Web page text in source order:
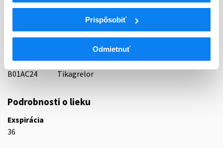
Prispôsobiť
Odmietnuť
B01
ANTITROMBOTIKÁ
ANTIKOAGULANCIÁ, ANTITROMBOTIKÁ
B01AC
Antiagreganciá trombocytov okrem heparínu
B01AC24
Tikagrelor
Podrobnosti o lieku
Exspirácia
36